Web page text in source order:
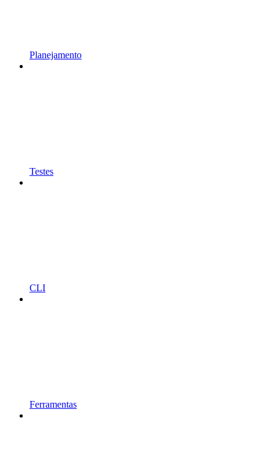
Planejamento
Testes
CLI
Ferramentas